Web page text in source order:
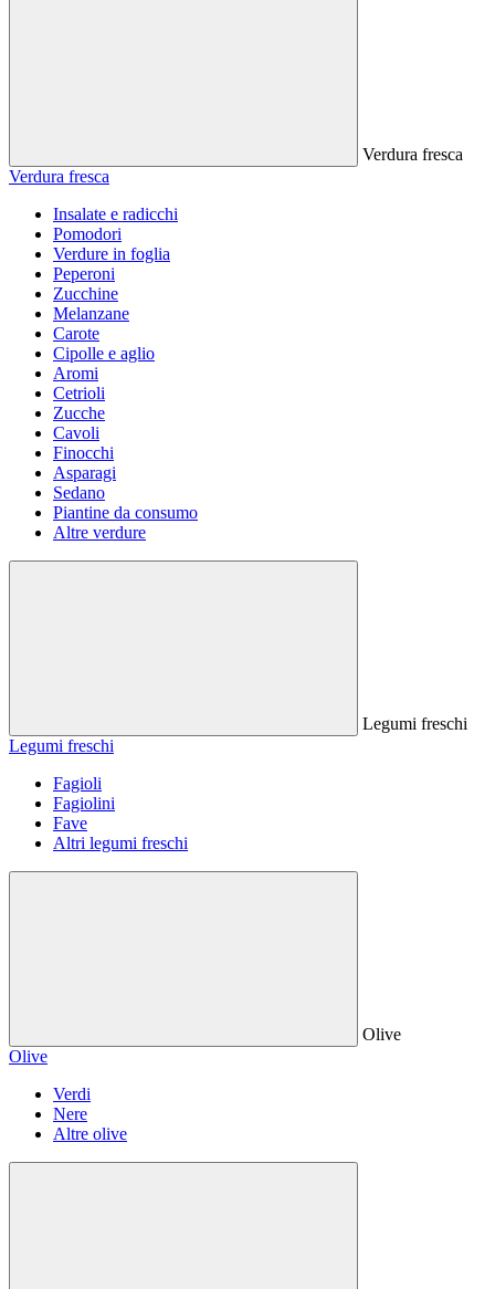
Verdura fresca
Verdura fresca
Insalate e radicchi
Pomodori
Verdure in foglia
Peperoni
Zucchine
Melanzane
Carote
Cipolle e aglio
Aromi
Cetrioli
Zucche
Cavoli
Finocchi
Asparagi
Sedano
Piantine da consumo
Altre verdure
Legumi freschi
Legumi freschi
Fagioli
Fagiolini
Fave
Altri legumi freschi
Olive
Olive
Verdi
Nere
Altre olive